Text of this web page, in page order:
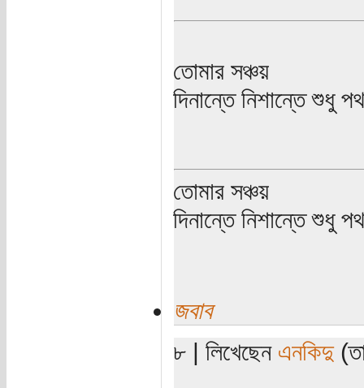
তোমার সঞ্চয়
দিনান্তে নিশান্তে শুধু
তোমার সঞ্চয়
দিনান্তে নিশান্তে শুধু
জবাব
৮ | লিখেছেন এনকিদু